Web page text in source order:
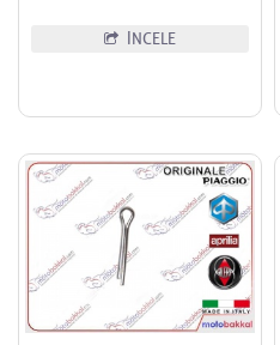
İNCELE